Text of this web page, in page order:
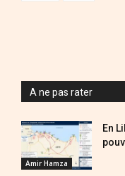
A ne pas rater
Amir Hamza
En